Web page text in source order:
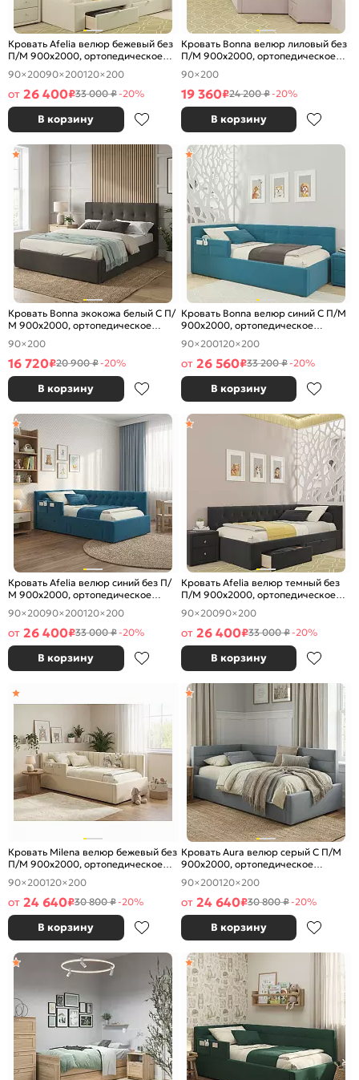
Кровать Afelia велюр бежевый без
П/М 900x2000, ортопедическое
основание, изголовье мягкое
90×20090×200120×200
от 26 400₽33 000 ₽-20%
В корзину
Кровать Bonna велюр лиловый без
П/М 900x2000, ортопедическое
основание, изголовье мягкое
90×200
19 360₽24 200 ₽-20%
В корзину
Кровать Bonna экокожа белый С П/
М 900x2000, ортопедическое
основание, изголовье мягкое
90×200
16 720₽20 900 ₽-20%
В корзину
Кровать Bonna велюр синий С П/М
900x2000, ортопедическое
основание, изголовье мягкое
90×200120×200
от 26 560₽33 200 ₽-20%
В корзину
Кровать Afelia велюр синий без П/
М 900x2000, ортопедическое
основание, изголовье мягкое
90×20090×200120×200
от 26 400₽33 000 ₽-20%
В корзину
Кровать Afelia велюр темный без
П/М 900x2000, ортопедическое
основание, изголовье мягкое
90×20090×200
от 26 400₽33 000 ₽-20%
В корзину
Кровать Milena велюр бежевый без
П/М 900x2000, ортопедическое
основание, изголовье мягкое
90×200120×200
от 24 640₽30 800 ₽-20%
В корзину
Кровать Aura велюр серый С П/М
900x2000, ортопедическое
основание, изголовье мягкое
90×200120×200
от 24 640₽30 800 ₽-20%
В корзину